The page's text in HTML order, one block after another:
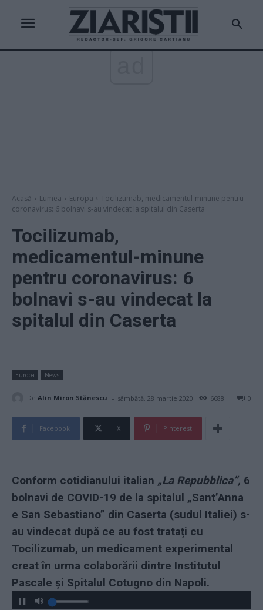
Acasă Lumea Europa
Tocilizumab, medicamentul-minune pentru
coronavirus: 6 bolnavi s-au vindecat la spitalul din Caserta
Tocilizumab,
medicamentul-minune
pentru coronavirus: 6
bolnavi s-au vindecat la
spitalul din Caserta
Europa News
De Alin Miron Stănescu - sâmbătă, 28 martie 2020 0
6688
Facebook X Pinterest
Conform cotidianului italian „La Repubblica”, 6
bolnavi de COVID-19 de la spitalul „Sant’Anna
e San Sebastiano” din Caserta (sudul Italiei) s-
au vindecat după ce au fost tratați cu
Tocilizumab, un medicament experimental
creat în urma colaborării dintre Institutul
Pascale și Spitalul Cotugno din Napoli.